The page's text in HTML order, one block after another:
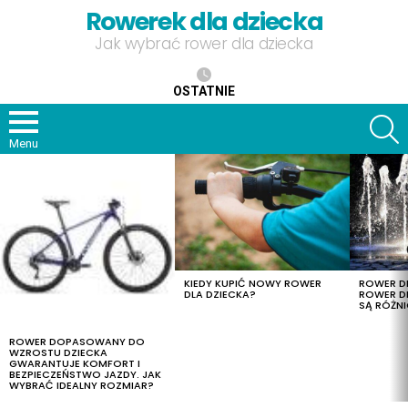
Rowerek dla dziecka
Jak wybrać rower dla dziecka
OSTATNIE
Menu
ROWER DOPASOWANY DO
WZROSTU DZIECKA
GWARANTUJE KOMFORT I
BEZPIECZEŃSTWO JAZDY. JAK
WYBRAĆ IDEALNY ROZMIAR?
KIEDY KUPIĆ NOWY ROWER
DLA DZIECKA?
ROWER
ROWER
SĄ